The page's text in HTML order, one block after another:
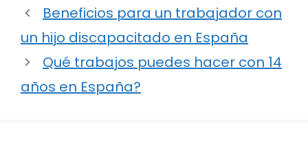
Navegación
de
entradas
Beneficios para un trabajador con
un hijo discapacitado en España
Qué trabajos puedes hacer con 14
años en España?